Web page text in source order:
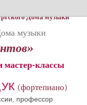
Дома музыки
музыки
мастер-классы
(фортепиано)
профессор